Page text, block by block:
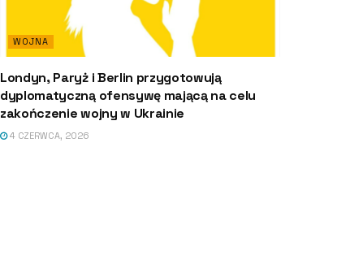
WOJNA
Londyn, Paryż i Berlin przygotowują
dyplomatyczną ofensywę mającą na celu
zakończenie wojny w Ukrainie
4 CZERWCA, 2026